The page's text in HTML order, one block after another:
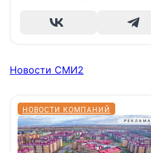
Новости СМИ2
НОВОСТИ КОМПАНИЙ